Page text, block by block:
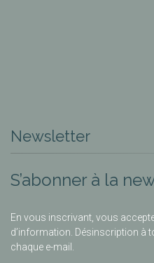
Newsletter
S’abonner à la
En vous inscrivant, vous
d’information. Désinscription à
chaque e-mail.